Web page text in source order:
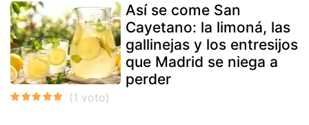
Así se come San
Cayetano: la limoná, las
gallinejas y los entresijos
que Madrid se niega a
perder